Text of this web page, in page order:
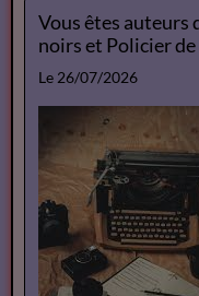
Vous êtes auteurs
Le 26/07/2026